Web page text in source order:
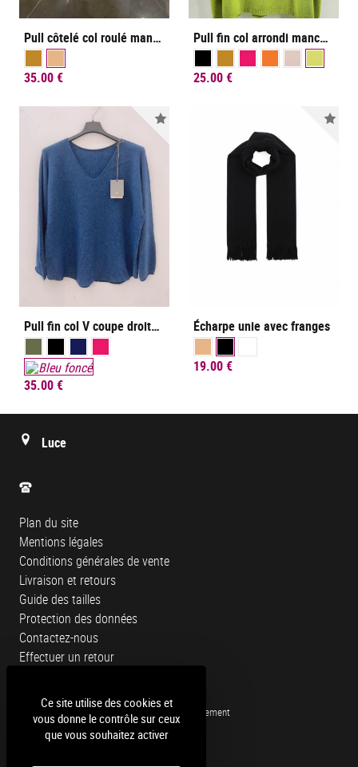
Pull côtelé col roulé manches longues avec petits boutons
35.00 €
Pull fin col arrondi manches chauve-souris trois-quart
25.00 €
Nouveauté
Pull fin col V coupe droite sans laine.
35.00 €
Écharpe unie avec franges
19.00 €
Luce
Plan du site
Mentions légales
Conditions générales de vente
Livraison et retours
Guide des tailles
Protection des données
Contactez-nous
Effectuer un retour
Livraison gratuite en magasin
Livraison en France métropolitaine uniquement
Retour et échange gratuit
Ce site utilise des cookies et
vous donne le contrôle sur ceux
que vous souhaitez activer